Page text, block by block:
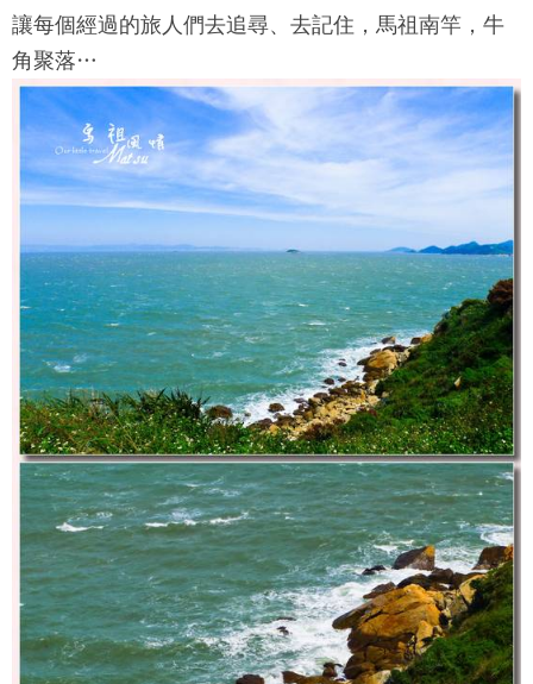
讓每個經過的旅人們去追尋、去記住，馬祖南竿， 牛
角聚落…